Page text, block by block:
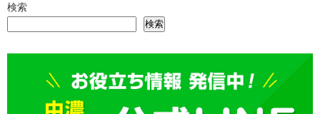
検索
検索